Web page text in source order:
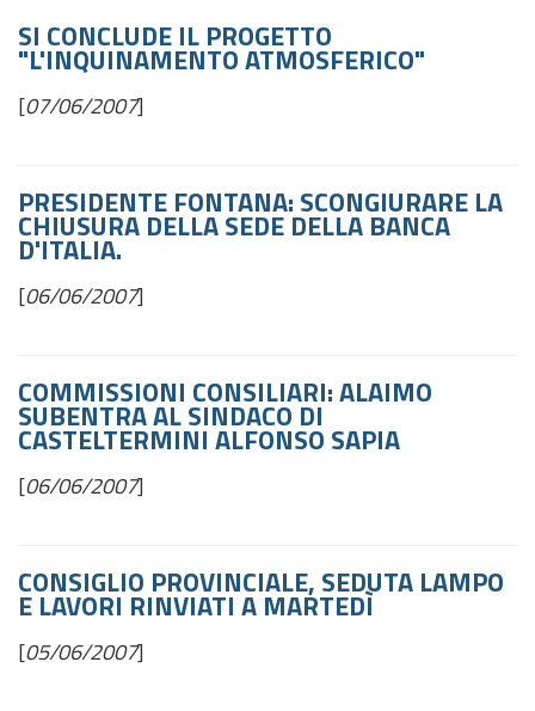
SI CONCLUDE IL PROGETTO
"L'INQUINAMENTO ATMOSFERICO"
[07/06/2007]
PRESIDENTE FONTANA: SCONGIURARE LA
CHIUSURA DELLA SEDE DELLA BANCA
D'ITALIA.
[06/06/2007]
COMMISSIONI CONSILIARI: ALAIMO
SUBENTRA AL SINDACO DI
CASTELTERMINI ALFONSO SAPIA
[06/06/2007]
CONSIGLIO PROVINCIALE, SEDUTA LAMPO
E LAVORI RINVIATI A MARTEDÌ
[05/06/2007]